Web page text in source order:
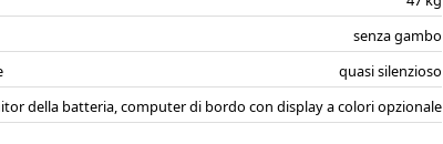
senza gambo
quasi silenzioso
della batteria, computer di bordo con display a colori opzionale